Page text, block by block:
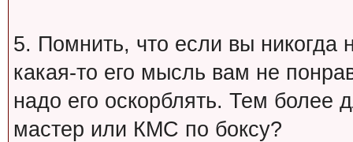
5. Помнить, что если вы никогда
какая-то его мысль вам не
надо его оскорблять. Тем более
мастер или КМС по боксу?